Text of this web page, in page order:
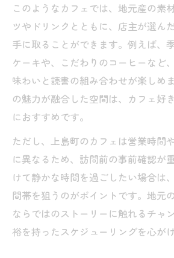
落ち着くカフェで読書が
島時間を堪能できる本屋
み方
上島町カフェで味わう静
カフェ好きが集う上島町の
内
上島町でカフェとローカル体験
上島町カフェとローカル体
み方
地元の魅力あふれるカフ
上島町観光で巡りたいカフ
このようなカフェでは、地元産の素
ツやドリンクとともに、店主が選ん
手に取ることができます。例えば、
ケーキや、こだわりのコーヒーなど
味わいと読書の組み合わせが楽しめ
の魅力が融合した空間は、カフェ好
におすすめです。
ただし、上島町のカフェは営業時間
に異なるため、訪問前の事前確認が
けて静かな時間を過ごしたい場合は
間帯を狙うのがポイントです。地元
ならではのストーリーに触れるチャ
裕を持ったスケジューリングを心が